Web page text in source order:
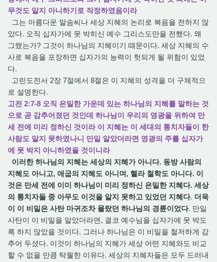
무것도 알지 아니하기로 작정하였음이라
그는 아름다운 말솜씨나 세상 지혜의 논리로 복음을 전하지 않
았다. 오직 십자가에 못 박히신 예수 그리스도만을 전했다. 왜
그랬는가? 그것이 하나님의 지혜이기 때문이다. 세상 지혜의 수
사로 복음을 포장하면 십자가의 능력이 헛되게 될 위험이 있었
다.
고린도전서 2장 7절에서 8절은 이 지혜의 성격을 더 구체적으
로 설명한다.
고전 2:7-8 오직 은밀한 가운데 있는 하나님의 지혜를 말하는 것
으로 곧 감추어졌던 것인데 하나님이 우리의 영광을 위하여 만
세 전에 미리 정하신 것이라 이 지혜는 이 세대의 통치자들이 한
사람도 알지 못하였나니 만일 알았더라면 영광의 주를 십자가
에 못 박지 아니하였을 것이니라
이러한 하나님의 지혜는 세상의 지혜가 아니다. 동방 사람의
지혜도 아니고, 애굽의 지혜도 아니며, 헬라 철학도 아니다. 이
것은 만세 전에 이미 하나님이 미리 정하신 은밀한 지혜다. 세상
의 통치자들 중 아무도 이것을 알지 못하고 있었던 지혜다. 더욱
이 이 비밀은 사탄 마귀조차 몰랐던 하나님의 경륜이었다. 만일
사탄이 이 비밀을 알았더라면, 결코 예수님을 십자가에 못 박도
록 하지 않았을 것이다. 그러나 하나님은 이 비밀을 철저하게 감
추어 두셨다. 이것이 하나님의 지혜가 세상 어떤 지혜와도 비교
할 수 없을 만큼 탁월한 이유다. 세상의 지혜자들은 모두 드러내